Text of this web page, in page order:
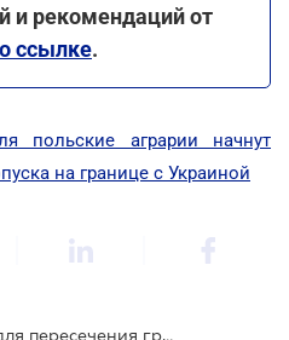
и рекомендаций от
ссылке.
польские аграрии начнут
на границе с Украиной
Услугу еЧерги расширили для пересечения границы автобусами